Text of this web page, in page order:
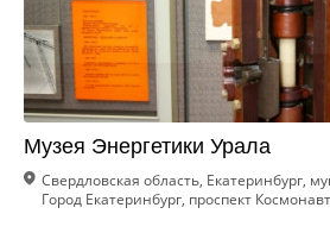
Музея Энергетики Урала
Свердловская область, Екатеринбург,
Город Екатеринбург, проспект